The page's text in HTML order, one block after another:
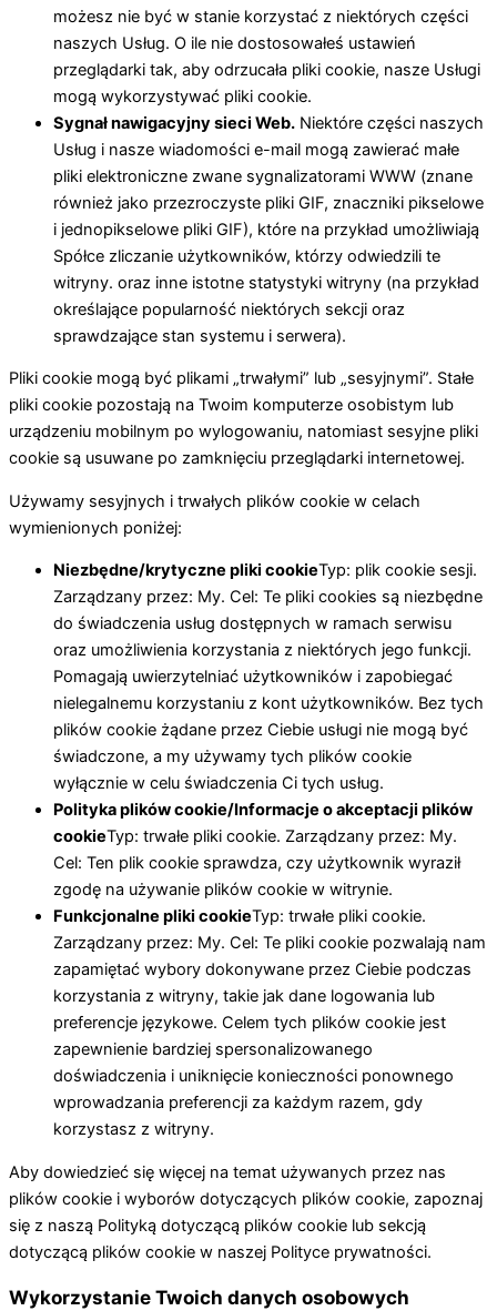
możesz nie być w stanie korzystać z niektórych części
naszych Usług. O ile nie dostosowałeś ustawień
przeglądarki tak, aby odrzucała pliki cookie, nasze Usługi
mogą wykorzystywać pliki cookie.
Sygnał nawigacyjny sieci Web. Niektóre części naszych
Usług i nasze wiadomości e-mail mogą zawierać małe
pliki elektroniczne zwane sygnalizatorami WWW (znane
również jako przezroczyste pliki GIF, znaczniki pikselowe
i jednopikselowe pliki GIF), które na przykład umożliwiają
Spółce zliczanie użytkowników, którzy odwiedzili te
witryny. oraz inne istotne statystyki witryny (na przykład
określające popularność niektórych sekcji oraz
sprawdzające stan systemu i serwera).
Pliki cookie mogą być plikami „trwałymi” lub „sesyjnymi”. Stałe
pliki cookie pozostają na Twoim komputerze osobistym lub
urządzeniu mobilnym po wylogowaniu, natomiast sesyjne pliki
cookie są usuwane po zamknięciu przeglądarki internetowej.
Używamy sesyjnych i trwałych plików cookie w celach
wymienionych poniżej:
Niezbędne/krytyczne pliki cookieTyp: plik cookie sesji.
Zarządzany przez: My. Cel: Te pliki cookies są niezbędne
do świadczenia usług dostępnych w ramach serwisu
oraz umożliwienia korzystania z niektórych jego funkcji.
Pomagają uwierzytelniać użytkowników i zapobiegać
nielegalnemu korzystaniu z kont użytkowników. Bez tych
plików cookie żądane przez Ciebie usługi nie mogą być
świadczone, a my używamy tych plików cookie
wyłącznie w celu świadczenia Ci tych usług.
Polityka plików cookie/Informacje o akceptacji plików
cookieTyp: trwałe pliki cookie. Zarządzany przez: My.
Cel: Ten plik cookie sprawdza, czy użytkownik wyraził
zgodę na używanie plików cookie w witrynie.
Funkcjonalne pliki cookieTyp: trwałe pliki cookie.
Zarządzany przez: My. Cel: Te pliki cookie pozwalają nam
zapamiętać wybory dokonywane przez Ciebie podczas
korzystania z witryny, takie jak dane logowania lub
preferencje językowe. Celem tych plików cookie jest
zapewnienie bardziej spersonalizowanego
doświadczenia i uniknięcie konieczności ponownego
wprowadzania preferencji za każdym razem, gdy
korzystasz z witryny.
Aby dowiedzieć się więcej na temat używanych przez nas
plików cookie i wyborów dotyczących plików cookie, zapoznaj
się z naszą Polityką dotyczącą plików cookie lub sekcją
dotyczącą plików cookie w naszej Polityce prywatności.
Wykorzystanie Twoich danych osobowych